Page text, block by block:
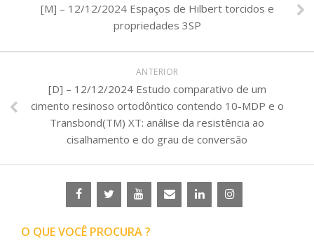
[M] – 12/12/2024 Espaços de Hilbert torcidos e
propriedades 3SP
ANTERIOR
[D] – 12/12/2024 Estudo comparativo de um
cimento resinoso ortodôntico contendo 10-MDP e o
Transbond(TM) XT: análise da resistência ao
cisalhamento e do grau de conversão
O QUE VOCÊ PROCURA ?